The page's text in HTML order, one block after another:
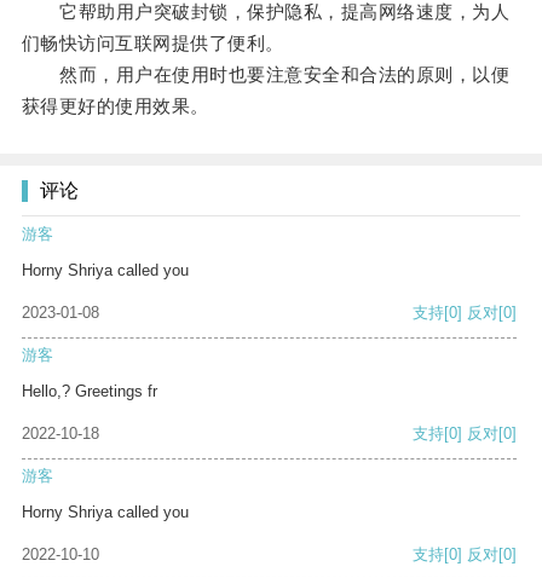
它帮助用户突破封锁，保护隐私，提高网络速度，为人
们畅快访问互联网提供了便利。
然而，用户在使用时也要注意安全和合法的原则，以便
获得更好的使用效果。
评论
游客
Horny Shriya called you
2023-01-08 支持[0] 反对[0]
游客
Hello,? Greetings fr
2022-10-18 支持[0] 反对[0]
游客
Horny Shriya called you
2022-10-10 支持[0] 反对[0]